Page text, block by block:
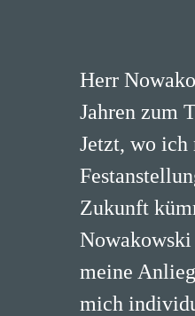
Herr
Jahren zum
Jetzt, wo ich
Zukunft
meine
mich